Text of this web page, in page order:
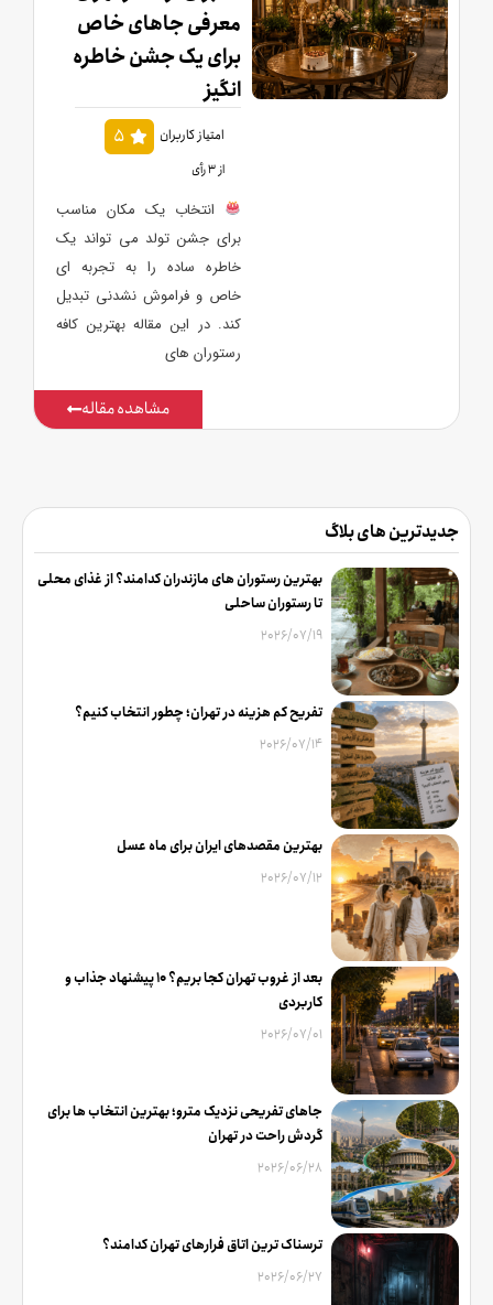
معرفی جاهای خاص
برای یک جشن خاطره
انگیز
امتیاز کاربران 5
از 3 رأی
انتخاب یک مکان مناسب
برای جشن تولد می تواند یک
خاطره ساده را به تجربه ای
خاص و فراموش نشدنی تبدیل
کند. در این مقاله بهترین کافه
رستوران های
مشاهده مقاله
جدیدترین های بلاگ
بهترین رستوران های مازندران کدامند؟ از غذای محلی
تا رستوران ساحلی
2026/07/19
تفریح کم هزینه در تهران؛ چطور انتخاب کنیم؟
2026/07/14
بهترین مقصدهای ایران برای ماه عسل
2026/07/12
بعد از غروب تهران کجا بریم؟ 10 پیشنهاد جذاب و
کاربردی
2026/07/01
جاهای تفریحی نزدیک مترو؛ بهترین انتخاب ها برای
گردش راحت در تهران
2026/06/28
ترسناک ترین اتاق فرارهای تهران کدامند؟
2026/06/27